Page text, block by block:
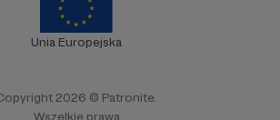
Unia Europejska
2026 © Patronite.
Wszelkie prawa